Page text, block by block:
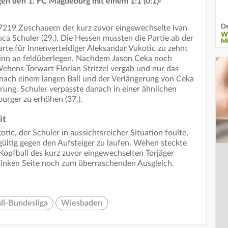
Zuschauern der kurz zuvor eingewechselte Ivan
Schuler (29.). Die Hessen mussten die Partie ab der
für Innenverteidiger Aleksandar Vukotic zu zehnt
an feldüberlegen. Nachdem Jason Ceka noch
Torwart Florian Stritzel vergab und nur das
einem langen Ball und der Verlängerung von Ceka
Schuler verpasste danach in einer ähnlichen
zu erhöhen (37.).
der Schuler in aussichtsreicher Situation foulte,
gegen den Aufsteiger zu laufen. Wehen steckte
des kurz zuvor eingewechselten Torjäger
Seite noch zum überraschenden Ausgleich.
Bundesliga Wiesbaden